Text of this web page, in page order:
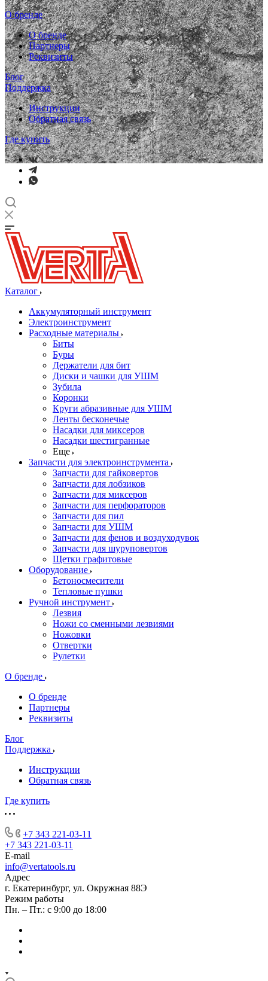
О бренде
О бренде
Партнеры
Реквизиты
Блог
Поддержка
Инструкции
Обратная связь
Где купить
Каталог
Аккумуляторный инструмент
Электроинструмент
Расходные материалы
Биты
Буры
Держатели для бит
Диски и чашки для УШМ
Зубила
Коронки
Круги абразивные для УШМ
Ленты бесконечые
Насадки для миксеров
Насадки шестигранные
Еще
Запчасти для электроинструмента
Запчасти для гайковертов
Запчасти для лобзиков
Запчасти для миксеров
Запчасти для перфораторов
Запчасти для пил
Запчасти для УШМ
Запчасти для фенов и воздуходувок
Запчасти для шуруповертов
Щетки графитовые
Оборудование
Бетоносмесители
Тепловые пушки
Ручной инструмент
Лезвия
Ножи со сменными лезвиями
Ножовки
Отвертки
Рулетки
О бренде
О бренде
Партнеры
Реквизиты
Блог
Поддержка
Инструкции
Обратная связь
Где купить
+7 343 221-03-11
+7 343 221-03-11
E-mail
info@vertatools.ru
Адрес
г. Екатеринбург, ул. Окружная 88Э
Режим работы
Пн. – Пт.: с 9:00 до 18:00